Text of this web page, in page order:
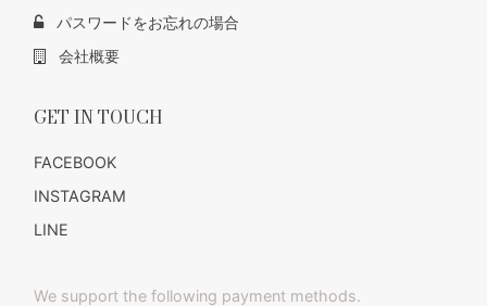
パスワードをお忘れの場合
会社概要
GET IN TOUCH
FACEBOOK
INSTAGRAM
LINE
We support the following payment methods.